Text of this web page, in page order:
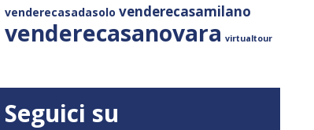
venderecasadasolo venderecasamilano
venderecasanovara virtualtour
Seguici su